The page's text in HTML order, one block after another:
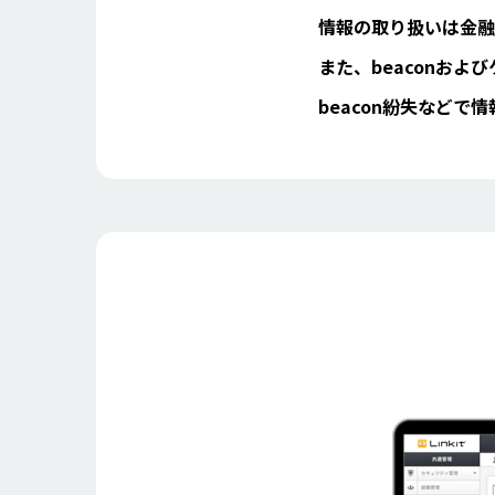
情報の取り扱いは金
また、beaconおよび
beacon紛失などで情